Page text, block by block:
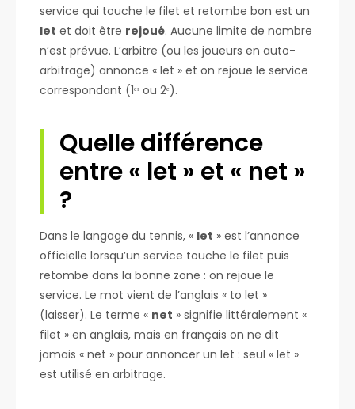
service qui touche le filet et retombe bon est un
let et doit être rejoué. Aucune limite de nombre
n’est prévue. L’arbitre (ou les joueurs en auto-
arbitrage) annonce « let » et on rejoue le service
correspondant (1ᵉʳ ou 2ᵉ).
Quelle différence
entre « let » et « net »
?
Dans le langage du tennis, « let » est l’annonce
officielle lorsqu’un service touche le filet puis
retombe dans la bonne zone : on rejoue le
service. Le mot vient de l’anglais « to let »
(laisser). Le terme « net » signifie littéralement «
filet » en anglais, mais en français on ne dit
jamais « net » pour annoncer un let : seul « let »
est utilisé en arbitrage.